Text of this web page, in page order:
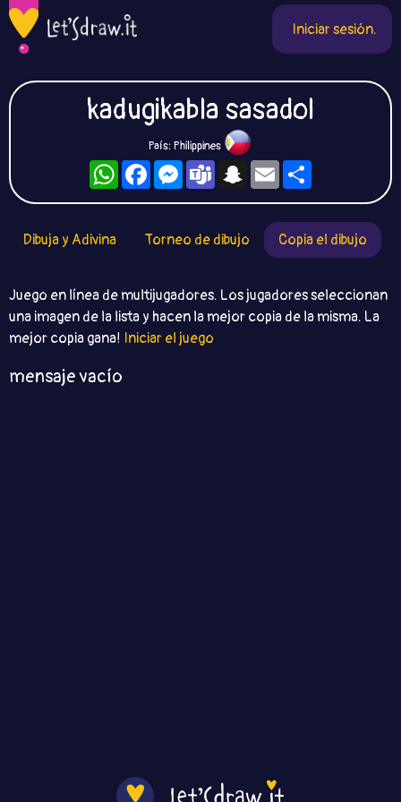
Iniciar sesión.
kadugikabla sasadol
País: Philippines
WhatsAppFacebookMessengerTeamsSnapchat
Email
Dibuja y Adivina Torneo de dibujo Copia el dibujo
Juego en línea de multijugadores. Los jugadores seleccionan
una imagen de la lista y hacen la mejor copia de la misma. La
mejor copia gana! Iniciar el juego
mensaje vacío